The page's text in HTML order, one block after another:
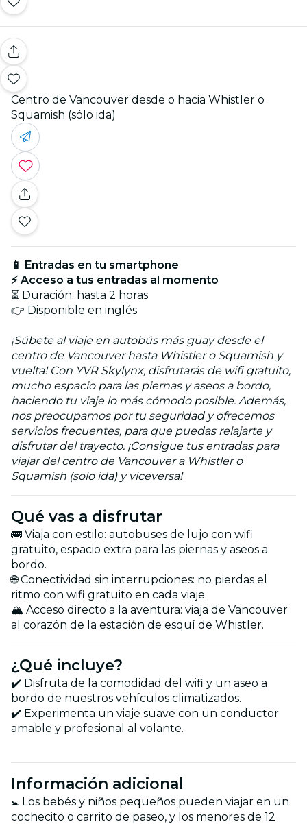
Centro de Vancouver desde o hacia Whistler o
Squamish (sólo ida)
📱 Entradas en tu smartphone
⚡ Acceso a tus entradas al momento
⏳ Duración: hasta 2 horas
👉 Disponible en inglés
¡Súbete al viaje en autobús más guay desde el
centro de Vancouver hasta Whistler o Squamish y
vuelta! Con YVR Skylynx, disfrutarás de wifi gratuito,
mucho espacio para las piernas y aseos a bordo,
haciendo tu viaje lo más cómodo posible. Además,
nos preocupamos por tu seguridad y ofrecemos
servicios frecuentes, para que puedas relajarte y
disfrutar del trayecto. ¡Consigue tus entradas para
viajar del centro de Vancouver a Whistler o
Squamish (solo ida) y viceversa!
Qué vas a disfrutar
🚌 Viaja con estilo: autobuses de lujo con wifi
gratuito, espacio extra para las piernas y aseos a
bordo.
🌐 Conectividad sin interrupciones: no pierdas el
ritmo con wifi gratuito en cada viaje.
🏔️ Acceso directo a la aventura: viaja de Vancouver
al corazón de la estación de esquí de Whistler.
¿Qué incluye?
✔️ Disfruta de la comodidad del wifi y un aseo a
bordo de nuestros vehículos climatizados.
✔️ Experimenta un viaje suave con un conductor
amable y profesional al volante.
Información adicional
🚼 Los bebés y niños pequeños pueden viajar en un
cochecito o carrito de paseo, y los menores de 12